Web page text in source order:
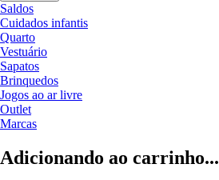
Saldos
Cuidados infantis
Quarto
Vestuário
Sapatos
Brinquedos
Jogos ao ar livre
Outlet
Marcas
Adicionando ao carrinho...